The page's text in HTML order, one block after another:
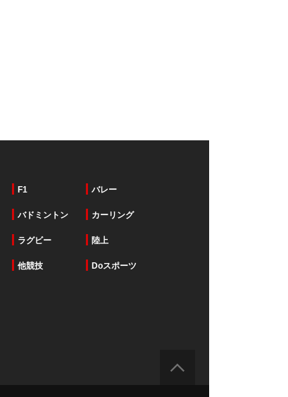
F1 バレー
バドミントン カーリング
ラグビー 陸上
他競技 Doスポーツ